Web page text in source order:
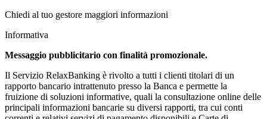
Chiedi al tuo gestore maggiori informazioni
Informativa
Messaggio pubblicitario con finalità promozionale.
Il Servizio RelaxBanking è rivolto a tutti i clienti titolari di un
rapporto bancario intrattenuto presso la Banca e permette la
fruizione di soluzioni informative, quali la consultazione online delle
principali informazioni bancarie su diversi rapporti, tra cui conti